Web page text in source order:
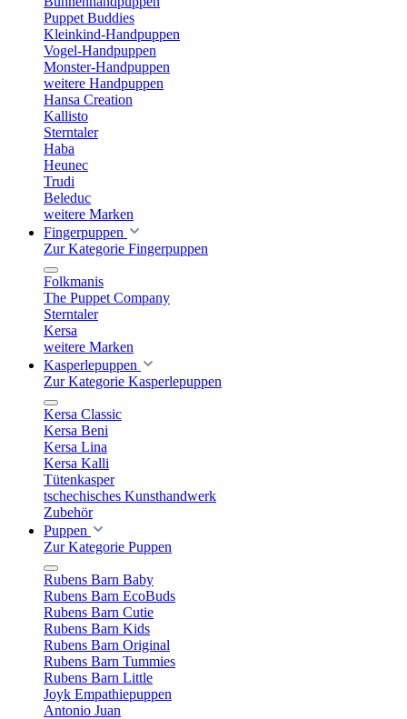
Puppet Buddies
Kleinkind-Handpuppen
Vogel-Handpuppen
Monster-Handpuppen
weitere Handpuppen
Hansa Creation
Kallisto
Sterntaler
Haba
Heunec
Trudi
Beleduc
weitere Marken
Fingerpuppen
Zur Kategorie Fingerpuppen
Folkmanis
The Puppet Company
Sterntaler
Kersa
weitere Marken
Kasperlepuppen
Zur Kategorie Kasperlepuppen
Kersa Classic
Kersa Beni
Kersa Lina
Kersa Kalli
Tütenkasper
tschechisches Kunsthandwerk
Zubehör
Puppen
Zur Kategorie Puppen
Rubens Barn Baby
Rubens Barn EcoBuds
Rubens Barn Cutie
Rubens Barn Kids
Rubens Barn Original
Rubens Barn Tummies
Rubens Barn Little
Joyk Empathiepuppen
Antonio Juan